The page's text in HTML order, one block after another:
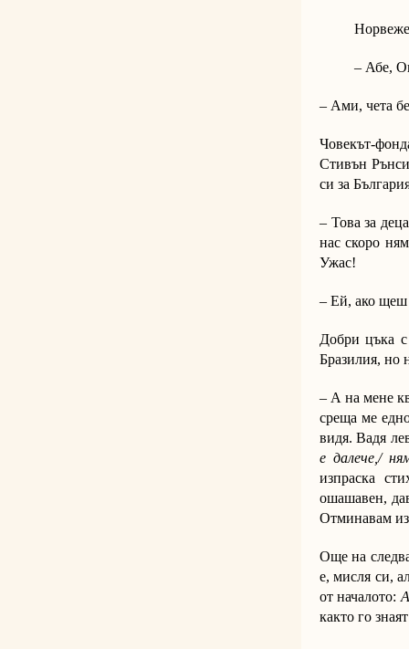
– Абе,
– Ами, чета
Човекът-
Стивън
си за
– Това за
нас скоро
Ужас!
– Ей, ако щеш
Добри цъка
Бразилия, но
– А на мене
среща ме
видя. Вадя
е далече,/
изпраска
ошашавен,
Отминавам
Още на
е, мисля си,
от началото:
както го